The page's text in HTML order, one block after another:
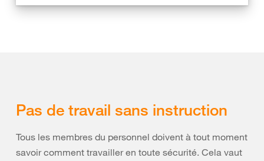
Pas de travail sans instruction
Tous les membres du personnel doivent à tout moment
savoir comment travailler en toute sécurité. Cela vaut